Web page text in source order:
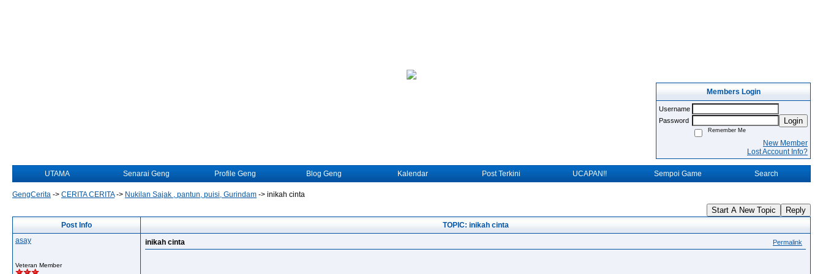
Members Login
Username
Password
Login
Remember Me
New Member
Lost Account Info?
UTAMA Senarai Geng Profile Geng Blog Geng Kalendar Post Terkini UCAPAN!! Sempoi Game Search
GengCerita -> CERITA CERITA-> Nukilan Sajak , pantun, puisi, Gurindam -> inikah cinta
Start A New Topic Reply
Post Info
TOPIC: inikah cinta
asay
Veteran Member
inikah cinta Permalink